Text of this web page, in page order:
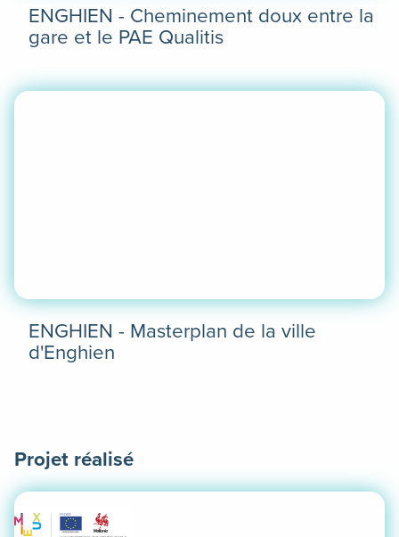
ENGHIEN - Cheminement doux entre la
gare et le PAE Qualitis
savoir
plus
ENGHIEN - Masterplan de la ville
d'Enghien
Projet réalisé